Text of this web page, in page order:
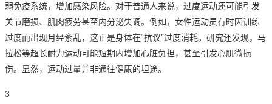
弱免疫系统，增加感染风险。 对于普通人来说，过度运动还可能引发
关节磨损、肌肉疲劳甚至内分泌失调。 例如，女性运动员有时因训练
过度而出现月经紊乱，这正是身体在“抗议”过度消耗。 研究还发现，马
拉松等超长耐力运动可能短期内增加心脏负担，甚至引发心肌微损
伤。
显然，运动过量并非通往健康的坦途。
3